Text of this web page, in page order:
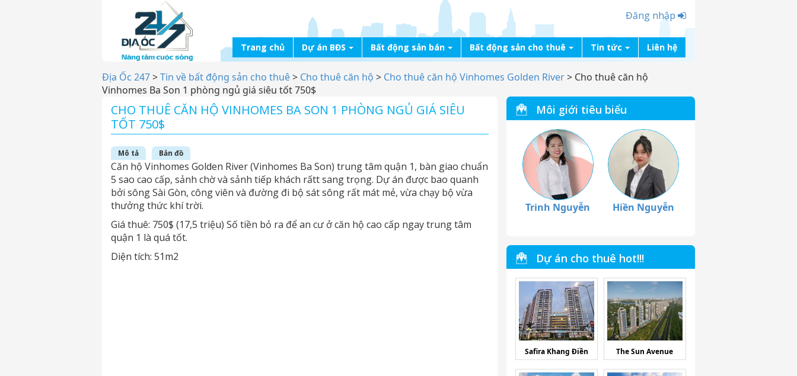
Đăng nhập
Trang chủ Dự án BĐS Bất động sản bán Bất động sản cho thuê Tin tức Liên hệ
Địa Ốc 247>Tin về bất động sản cho thuê> Cho thuê căn hộ > Cho thuê căn hộ Vinhomes Golden River> Cho thuê căn hộ
Vinhomes Ba Son 1 phòng ngủ giá siêu tốt 750$
CHO THUÊ CĂN HỘ VINHOMES BA SON 1 PHÒNG NGỦ GIÁ SIÊU
TỐT 750$
Mô tả Bản đồ
Căn hộ Vinhomes Golden River (Vinhomes Ba Son) trung tâm quận 1, bàn giao chuẩn
5 sao cao cấp, sảnh chờ và sảnh tiếp khách rấtt sang trọng. Dự án được bao quanh
bởi sông Sài Gòn, công viên và đường đi bộ sát sông rất mát mẻ, vừa chạy bộ vừa
thưởng thức khí trời.
Giá thuê: 750$ (17,5 triệu) Số tiền bỏ ra để an cư ở căn hộ cao cấp ngay trung tâm
quận 1 là quá tốt.
Diện tích: 51m2
Môi giới tiêu biểu
Trinh Nguyễn Hiền Nguyễn
Dự án cho thuê hot!!!
Safira Khang Điền The Sun Avenue